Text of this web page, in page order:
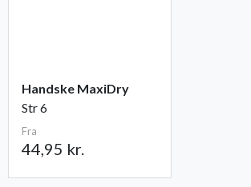
Handske MaxiDry
Str 6
Fra
44,95 kr.